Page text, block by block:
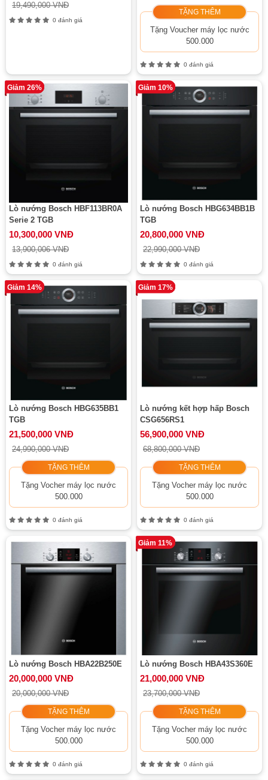
19,490,000 VNĐ
0 đánh giá
TẶNG THÊM
Tặng Voucher máy lọc nước
500.000
0 đánh giá
Giảm 26%
Lò nướng Bosch HBF113BR0A
Serie 2 TGB
10,300,000 VNĐ
13,900,006 VNĐ
0 đánh giá
Giảm 10%
Lò nướng Bosch HBG634BB1B
TGB
20,800,000 VNĐ
22,990,000 VNĐ
0 đánh giá
Giảm 14%
Lò nướng Bosch HBG635BB1
TGB
21,500,000 VNĐ
24,990,000 VNĐ
TẶNG THÊM
Tặng Vocher máy lọc nước
500.000
0 đánh giá
Giảm 17%
Lò nướng kết hợp hấp Bosch
CSG656RS1
56,900,000 VNĐ
68,800,000 VNĐ
TẶNG THÊM
Tặng Vocher máy lọc nước
500.000
0 đánh giá
Lò nướng Bosch HBA22B250E
20,000,000 VNĐ
20,000,000 VNĐ
TẶNG THÊM
Tặng Vocher máy lọc nước
500.000
0 đánh giá
Giảm 11%
Lò nướng Bosch HBA43S360E
21,000,000 VNĐ
23,700,000 VNĐ
TẶNG THÊM
Tặng Vocher máy lọc nước
500.000
0 đánh giá